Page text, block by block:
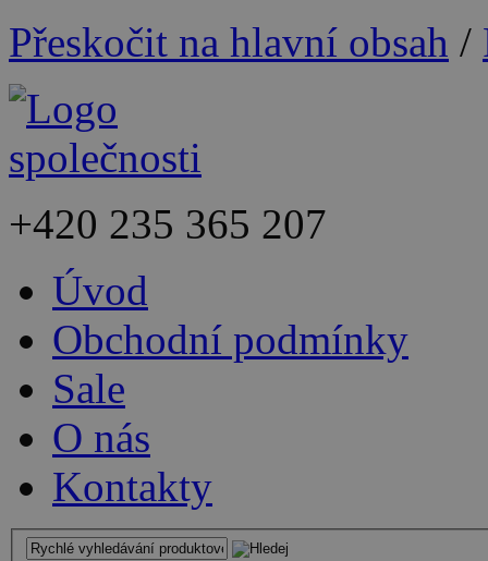
Přeskočit na hlavní obsah /
+420 235 365 207
Úvod
Obchodní podmínky
Sale
O nás
Kontakty